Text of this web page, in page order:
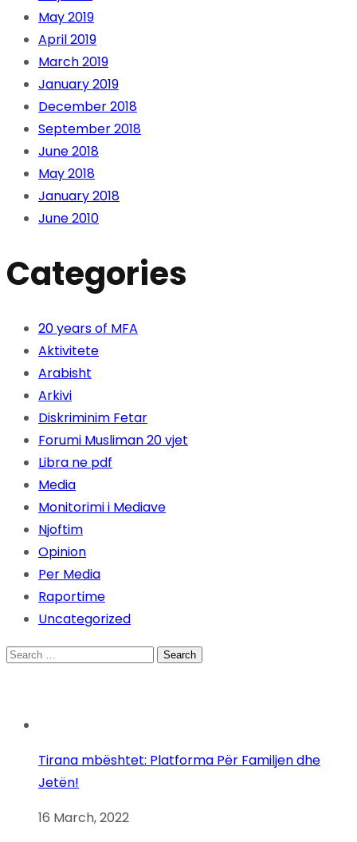
May 2019
April 2019
March 2019
January 2019
December 2018
September 2018
June 2018
May 2018
January 2018
June 2010
Categories
20 years of MFA
Aktivitete
Arabisht
Arkivi
Diskriminim Fetar
Forumi Musliman 20 vjet
Libra ne pdf
Media
Monitorimi i Mediave
Njoftim
Opinion
Per Media
Raportime
Uncategorized
Search
Tirana mbështet: Platforma Për Familjen dhe
Jetën!
16 March, 2022